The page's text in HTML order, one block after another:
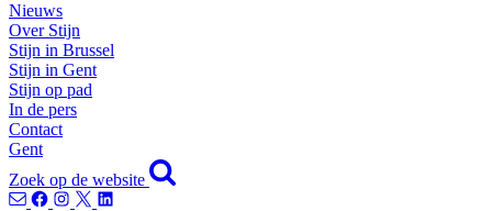
Nieuws
Over Stijn
Stijn in Brussel
Stijn in Gent
Stijn op pad
In de pers
Contact
Gent
Zoek op de website